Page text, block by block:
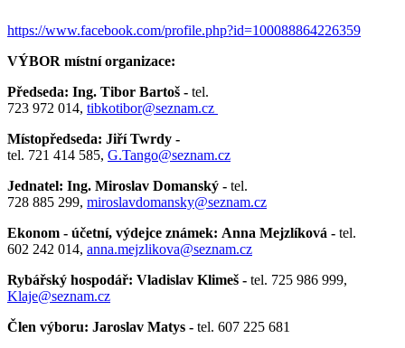
https://www.facebook.com/profile.php?id=100088864226359
VÝBOR místní organizace:
Předseda: Ing. Tibor Bartoš - tel.
723 972 014, tibkotibor@seznam.cz
Místopředseda: Jiří Twrdy -
tel. 721 414 585, G.Tango@seznam.cz
Jednatel: Ing. Miroslav Domanský - tel.
728 885 299, miroslavdomansky@seznam.cz
Ekonom - účetní, výdejce známek: Anna Mejzlíková - tel.
602 242 014, anna.mejzlikova@seznam.cz
Rybářský hospodář: Vladislav Klimeš - tel. 725 986 999,
Klaje@seznam.cz
Člen výboru: Jaroslav Matys - tel. 607 225 681